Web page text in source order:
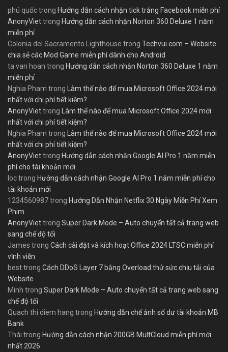
phú quốctrong Hướng dẫn cách nhận tick trắng Facebook miễn phí
AnonyViettrong Hướng dẫn cách nhận Norton 360 Deluxe 1 năm
miễn phí
Colonia del Sacramento Lighthouse trong Techvui.com – Website
chia sẻ các Mod Game miễn phí dành cho Android
ta van hoan trong Hướng dẫn cách nhận Norton 360 Deluxe 1 năm
miễn phí
Nghia Pham trong
Làm thế nào để mua Microsoft Office 2024 mới
nhất với chi phí tiết kiệm?
AnonyViettrong
Làm thế nào để mua Microsoft Office 2024 mới
nhất với chi phí tiết kiệm?
Nghia Pham trong
Làm thế nào để mua Microsoft Office 2024 mới
nhất với chi phí tiết kiệm?
AnonyViettrong Hướng dẫn cách nhận Google AI Pro 1 năm miễn
phí cho tài khoản mới
loctrong Hướng dẫn cách nhận Google AI Pro 1 năm miễn phí cho
tài khoản mới
1234560987trong Hướng Dẫn Nhận Netflix 30 Ngày Miễn Phí Xem
Phim
AnonyViettrong Super Dark Mode – Auto chuyển tất cả trang web
sang chế độ tối
James trong Cách cài đặt và kích hoạt Office 2024 LTSC miễn phí
vĩnh viễn
besttrong Cách DDoS Layer 7 bằng Overload thử sức chịu tải của
Website
Minh trong Super Dark Mode – Auto chuyển tất cả trang web sang
chế độ tối
Quach thi diem hang trong Hướng dẫn chế ảnh số dư tài khoản MB
Bank
Thái trong Hướng dẫn cách nhận 200GB MultCloud miễn phí mới
nhất 2026